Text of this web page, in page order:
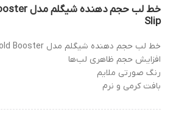
Slip
خط لب حجم دهنده شیگلم مدل Bold Booster رنگ Pink Slip
افزایش حجم ظاهری لب‌ها
رنگ صورتی ملایم
بافت کرمی و نرم